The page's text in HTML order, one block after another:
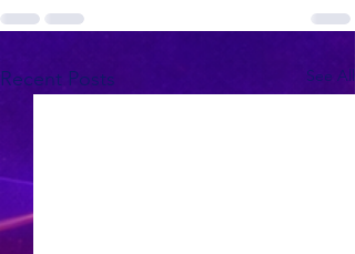
Recent Posts See All